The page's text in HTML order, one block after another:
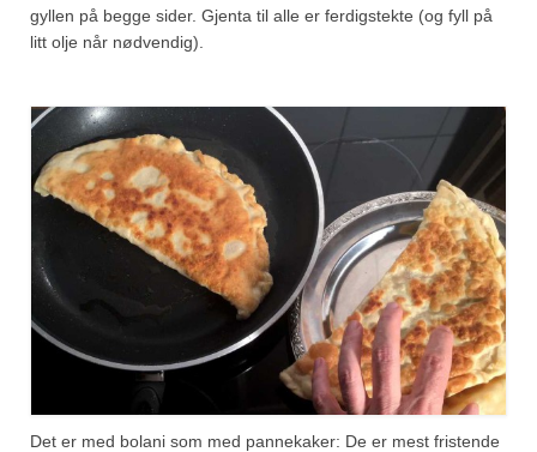
gyllen på begge sider. Gjenta til alle er ferdigstekte (og fyll på
litt olje når nødvendig).
Det er med bolani som med pannekaker: De er mest fristende